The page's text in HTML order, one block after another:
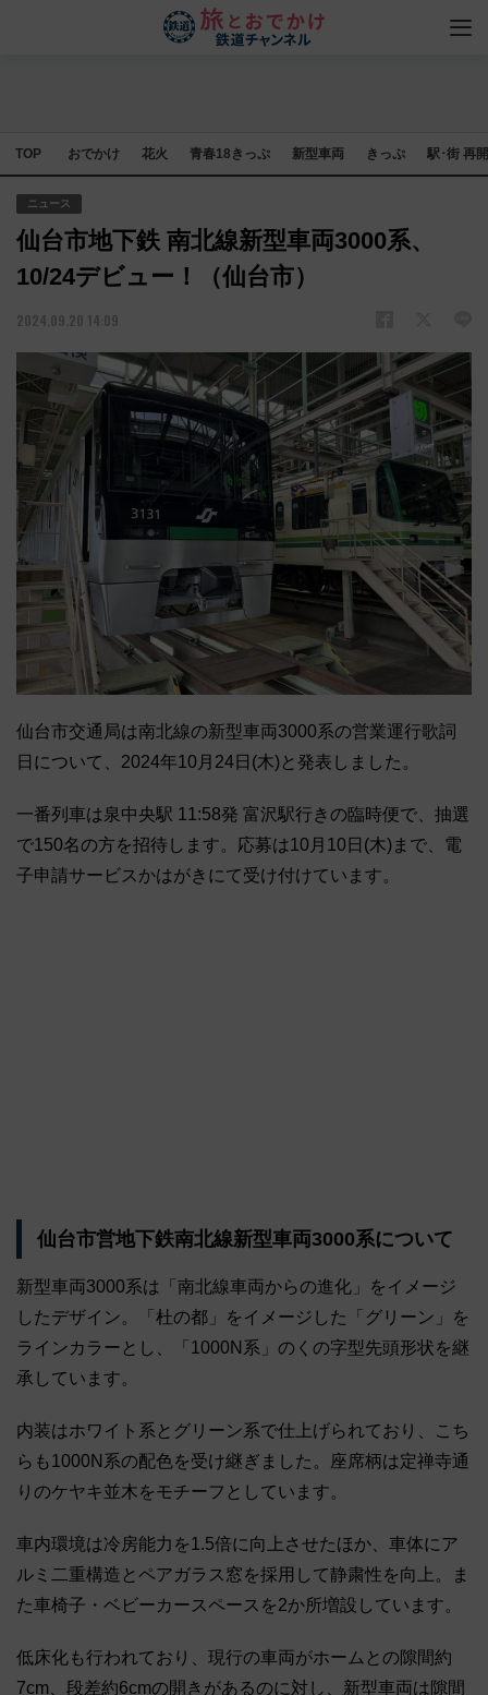
TOP おでかけ 花火 青春18きっぷ 新型車両 きっぷ 駅･街 再
ニュース
仙台市地下鉄 南北線新型車両3000系、
10/24デビュー！（仙台市）
2024.09.20 14:09
仙台市交通局は南北線の新型車両3000系の営業運行歌詞
日について、2024年10月24日(木)と発表しました。
一番列車は泉中央駅 11:58発 富沢駅行きの臨時便で、抽選
で150名の方を招待します。応募は10月10日(木)まで、電
子申請サービスかはがきにて受け付けています。
仙台市営地下鉄南北線新型車両3000系について
新型車両3000系は「南北線車両からの進化」をイメージ
したデザイン。「杜の都」をイメージした「グリーン」を
ラインカラーとし、「1000N系」のくの字型先頭形状を継
承しています。
内装はホワイト系とグリーン系で仕上げられており、こち
らも1000N系の配色を受け継ぎました。座席柄は定禅寺通
りのケヤキ並木をモチーフとしています。
車内環境は冷房能力を1.5倍に向上させたほか、車体にア
ルミ二重構造とペアガラス窓を採用して静粛性を向上。ま
た車椅子・ベビーカースペースを2か所増設しています。
低床化も行われており、現行の車両がホームとの隙間約
7cm、段差約6cmの開きがあるのに対し、新型車両は隙間